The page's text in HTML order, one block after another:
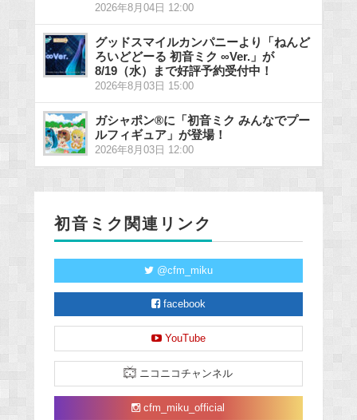
2026年8月04日 12:00
グッドスマイルカンパニーより「ねんど
ろいどどーる 初音ミク ∞Ver.」が
8/19（水）まで好評予約受付中！
2026年8月03日 15:00
ガシャポン®に「初音ミク みんなでプー
ルフィギュア」が登場！
2026年8月03日 12:00
初音ミク関連リンク
@cfm_miku
facebook
YouTube
ニコニコチャンネル
cfm_miku_official